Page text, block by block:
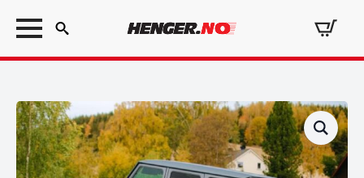
Search